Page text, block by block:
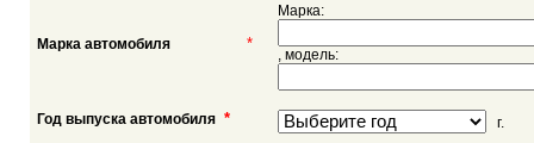
Марка автомобиля *
Марка:
, модель:
Год выпуска автомобиля * г.